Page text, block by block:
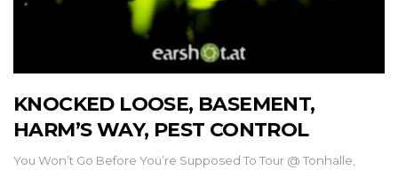
KNOCKED LOOSE, BASEMENT,
HARM’S WAY, PEST CONTROL
You Won’t Go Before You’re Supposed To Tour @ Tonhalle,